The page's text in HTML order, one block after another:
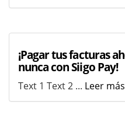
¡Pagar tus facturas
nunca con Siigo Pay!
Text 1 Text 2 ... Leer más